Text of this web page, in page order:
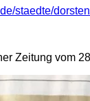
staedte/
Zeitung vom